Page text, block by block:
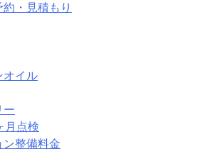
約・見積もり
オイル
ー
月点検
ン整備料金